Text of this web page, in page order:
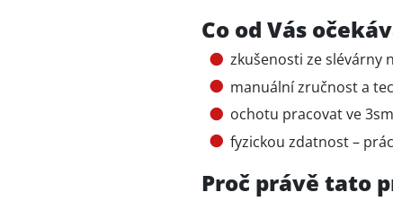
Co od Vás
zkušenosti ze slévárny
manuální zručnost a
ochotu pracovat ve
fyzickou zdatnost –
Proč právě tato